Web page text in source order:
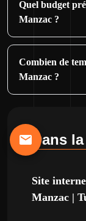
Quel budget
Manzac ?
Combien de
Manzac ?
Dans
Site
Manzac |